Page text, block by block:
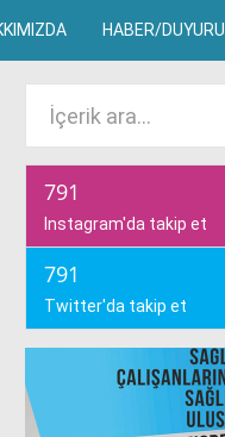
HABER/DUYURU
791
Instagram'da takip et
791
Twitter'da takip et